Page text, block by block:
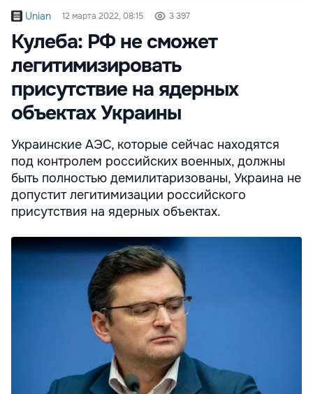
Unian 12 марта 2022, 08:15 3 397
Кулеба: РФ не сможет
легитимизировать
присутствие на ядерных
объектах Украины
Украинские АЭС, которые сейчас находятся
под контролем российских военных, должны
быть полностью демилитаризованы, Украина не
допустит легитимизации российского
присутствия на ядерных объектах.